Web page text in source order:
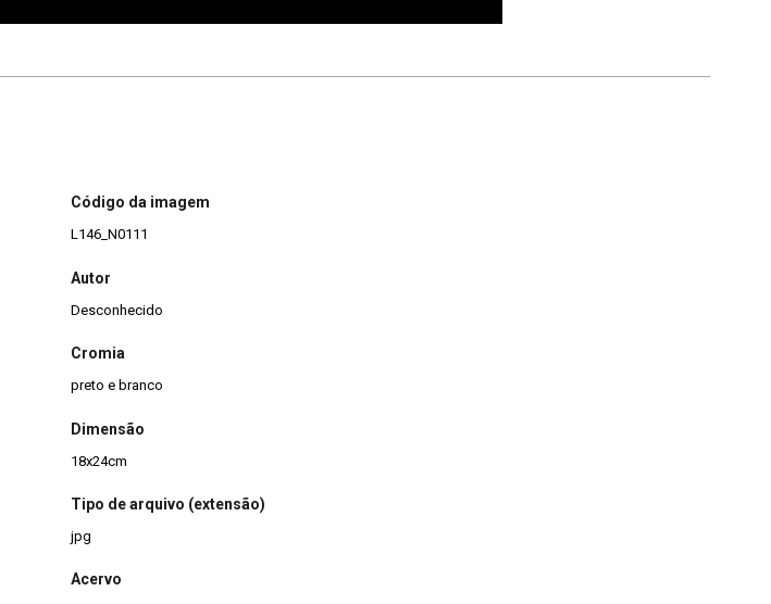
Código da imagem
L146_N0111
Autor
Desconhecido
Cromia
preto e branco
Dimensão
18x24cm
Tipo de arquivo (extensão)
jpg
Acervo